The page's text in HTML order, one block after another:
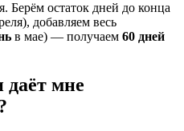
Берём остаток дней до конца
добавляем весь
в мае) — получаем 60 дней
даёт мне